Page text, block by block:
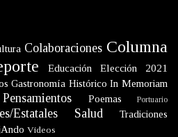
Colaboraciones Columna
Educación Elección 2021
Gastronomía Histórico In Memoriam
Pensamientos Poemas Portuario
Estatales Salud Tradiciones
Videos